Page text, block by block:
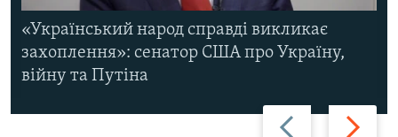
Назад Вперед
«Український народ справді викликає
захоплення»: сенатор США про Україну,
війну та Путіна